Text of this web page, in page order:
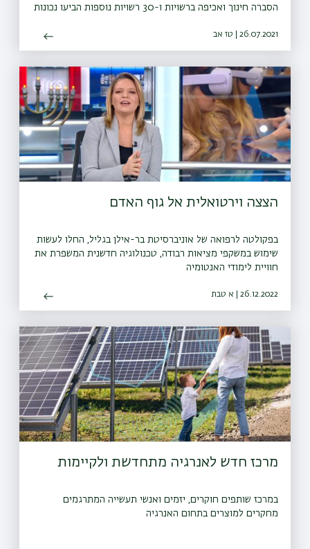
הסברה חינוך ואכיפה ברשויות ו-30 רשויות נוספות הביעו נכונות
26.07.2021 | טז אב
הצצה וירטואלית אל גוף האדם
בפקולטה לרפואה של אוניברסיטת בר-אילן בגליל, החלו לעשות
שימוש במשקפי מציאות רבודה, טכנולוגיה חדשנית המשפרת את
חוויית לימודי האנטומיה
26.12.2022 | א טבת
מרכז חדש לאנרגיה מתחדשת ולקיימות
במרכז שותפים חוקרים, יזמים ואנשי תעשייה המתרגמים
מחקרים למוצרים בתחום האנרגיה